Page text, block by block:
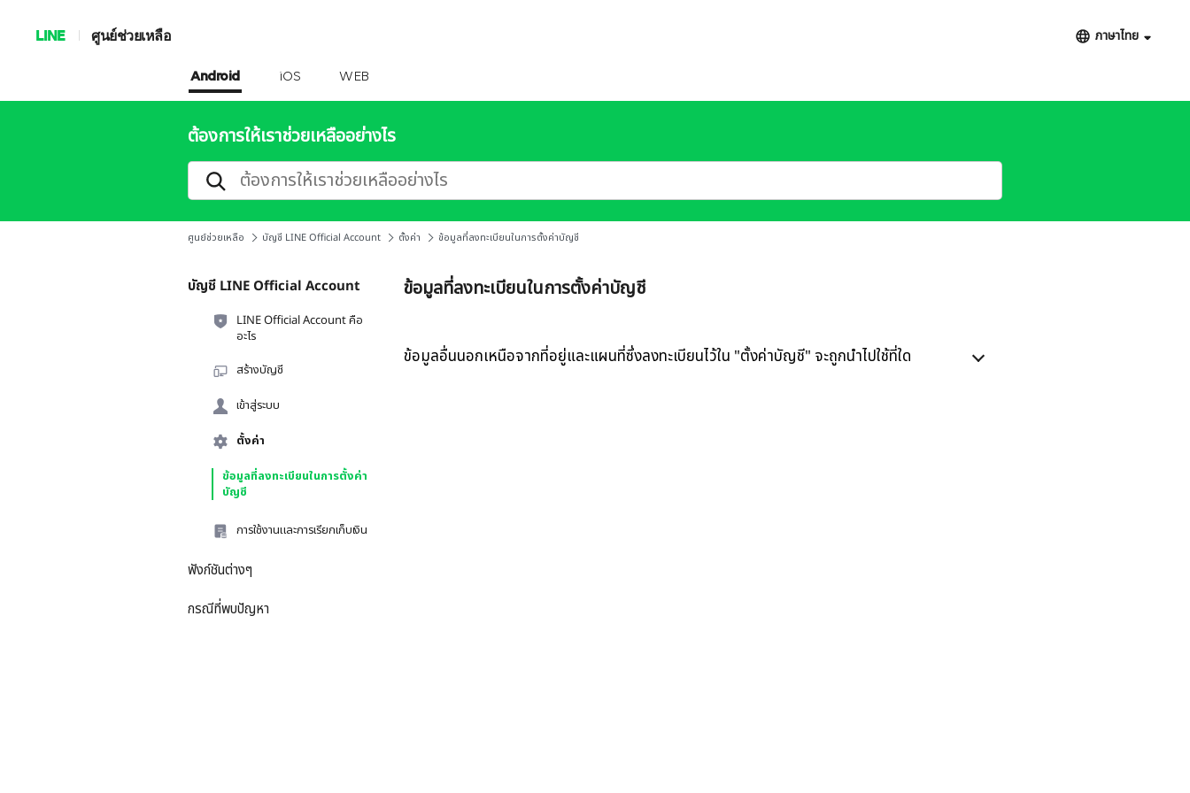
LINE ศูนย์ช่วยเหลือ ภาษาไทย
Android iOS WEB
ต้องการให้เราช่วยเหลืออย่างไร
ศูนย์ช่วยเหลือ บัญชี LINE Official Account ตั้งค่า ข้อมูลที่ลงทะเบียนในการตั้งค่าบัญชี
บัญชี LINE Official Account
LINE Official Account คือ
อะไร
สร้างบัญชี
เข้าสู่ระบบ
ตั้งค่า
ข้อมูลที่ลงทะเบียนในการตั้งค่า
บัญชี
การใช้งานและการเรียกเก็บเงิน
ฟังก์ชันต่างๆ
กรณีที่พบปัญหา
ข้อมูลที่ลงทะเบียนในการตั้งค่าบัญชี
ข้อมูลอื่นนอกเหนือจากที่อยู่และแผนที่ซึ่งลงทะเบียนไว้ใน "ตั้งค่าบัญชี" จะถูกนำไปใช้ที่ใด